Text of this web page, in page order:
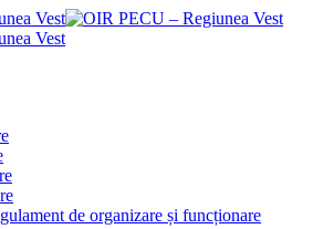
de organizare și funcționare